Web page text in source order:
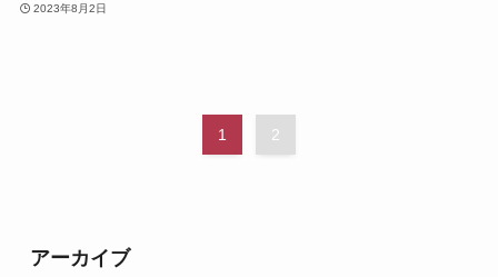
2023年8月2日
1 2
アーカイブ